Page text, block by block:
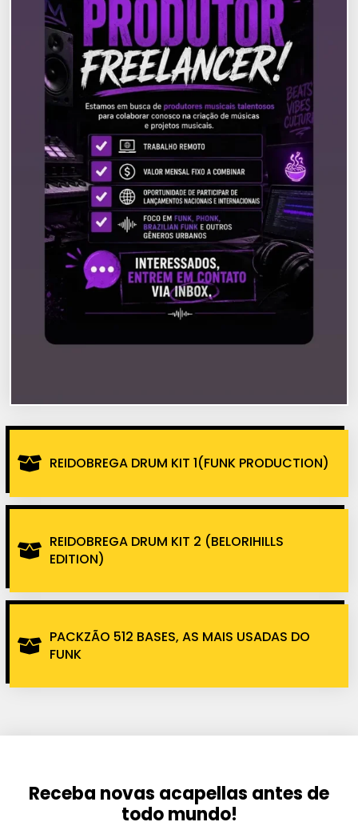
REIDOBREGA DRUM KIT 1(FUNK PRODUCTION)
REIDOBREGA DRUM KIT 2 (BELORIHILLS
EDITION)
PACKZÃO 512 BASES, AS MAIS USADAS DO
FUNK
Receba novas acapellas antes de
todo mundo!